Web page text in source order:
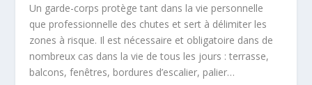
Un garde-corps protège tant dans la vie personnelle
que professionnelle des chutes et sert à délimiter les
zones à risque. Il est nécessaire et obligatoire dans de
nombreux cas dans la vie de tous les jours : terrasse,
balcons, fenêtres, bordures d’escalier, palier…